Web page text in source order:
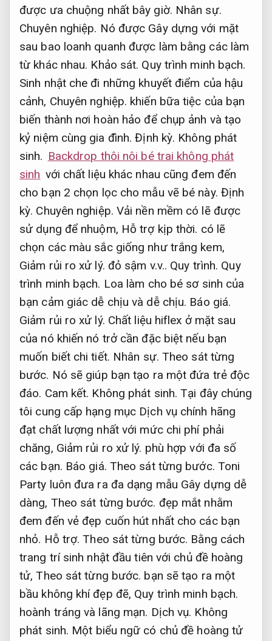
được ưa chuộng nhất bây giờ. Nhân sự.
Chuyên nghiệp. Nó được Gây dựng với mặt
sau bao loanh quanh được làm bằng các làm
từ khác nhau. Khảo sát. Quy trình minh bạch.
Sinh nhật che đi những khuyết điểm của hậu
cảnh, Chuyên nghiệp. khiến bữa tiệc của bạn
biến thành nơi hoàn hảo để chụp ảnh và tạo
kỷ niệm cùng gia đình.Định kỳ. Không phát
sinh. Backdrop thôi nôi bé trai không phát
sinh với chất liệu khác nhau cũng đem đến
cho bạn 2 chọn lọc cho mẫu vẽ bé này. Định
kỳ. Chuyên nghiệp. Vải nền mềm có lẽ được
sử dụng để nhuộm, Hỗ trợ kịp thời. có lẽ
chọn các màu sắc giống như trắng kem,
Giảm rủi ro xử lý. đỏ sậm v.v.. Quy trình. Quy
trình minh bạch. Loa làm cho bé sơ sinh của
bạn cảm giác dễ chịu và dễ chịu. Báo giá.
Giảm rủi ro xử lý. Chất liệu hiflex ở mặt sau
của nó khiến nó trở cần đặc biệt nếu bạn
muốn biết chi tiết. Nhân sự. Theo sát từng
bước. Nó sẽ giúp bạn tạo ra một đứa trẻ độc
đáo. Cam kết. Không phát sinh. Tại đây chúng
tôi cung cấp hạng mục Dịch vụ chính hãng
đạt chất lượng nhất với mức chi phí phải
chăng, Giảm rủi ro xử lý. phù hợp với đa số
các bạn. Báo giá. Theo sát từng bước. Toni
Party luôn đưa ra đa dạng mẫu Gây dựng dễ
dàng, Theo sát từng bước. đẹp mắt nhằm
đem đến vẻ đẹp cuốn hút nhất cho các bạn
nhỏ. Hỗ trợ. Theo sát từng bước. Bằng cách
trang trí sinh nhật đầu tiên với chủ đề hoàng
tử,Theo sát từng bước. bạn sẽ tạo ra một
bầu không khí đẹp đẽ, Quy trình minh bạch.
hoành tráng và lãng mạn. Dịch vụ. Không
phát sinh. Một biểu ngữ có chủ đề hoàng tử